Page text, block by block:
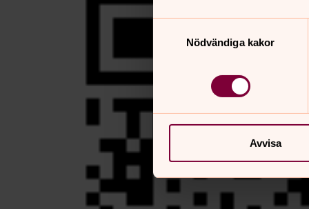
Nödvändiga kakor
Avvisa